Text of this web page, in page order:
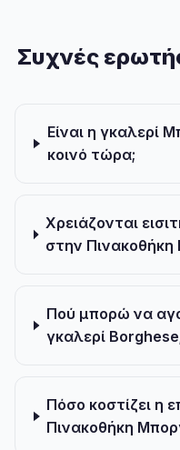
Συχνές
Είναι η γκαλερί
κοινό τώρα;
Χρειάζονται
στην Πινακοθήκη
Πού μπορώ να
γκαλερί
Πόσο κοστίζει η
Πινακοθήκη